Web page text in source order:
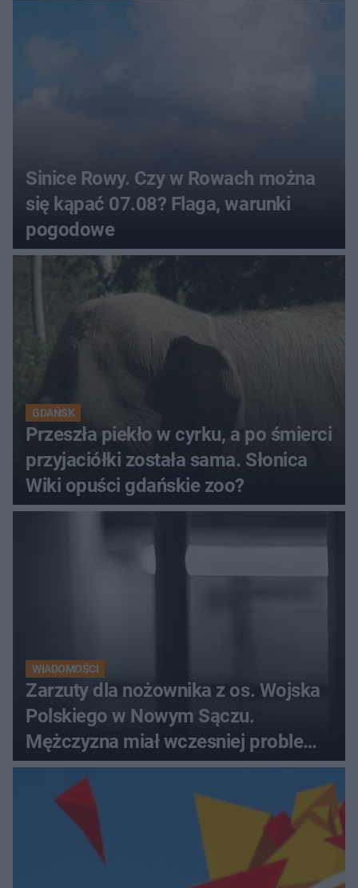
Sinice Rowy. Czy w Rowach można
się kąpać 07.08? Flaga, warunki
pogodowe
GDAŃSK
Przeszła piekło w cyrku, a po śmierci
przyjaciółki została sama. Słonica
Wiki opuści gdańskie zoo?
WIADOMOŚCI
Zarzuty dla nożownika z os. Wojska
Polskiego w Nowym Sączu.
Mężczyzna miał wczesniej problemy
z prawem